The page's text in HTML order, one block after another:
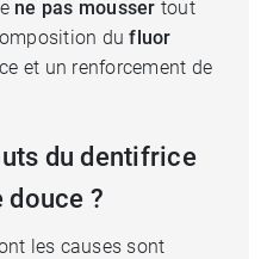
ne pas mousser tout
dufluor
et un renforcement de
du dentifrice
douce ?
les causes sont